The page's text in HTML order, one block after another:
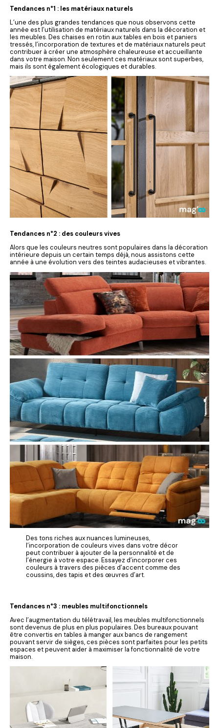
Tendances n°1 : les matériaux naturels
L’une des plus grandes tendances que nous observons cette
année est l’utilisation de matériaux naturels dans la décoration et
les meubles. Des chaises en rotin aux tables en bois et paniers
tressés, l’incorporation de textures et de matériaux naturels peut
contribuer à créer une atmosphère chaleureuse et accueillante
dans votre maison. Non seulement ces matériaux sont superbes,
mais ils sont également écologiques et durables.
Tendances n°2 : des couleurs vives
Alors que les couleurs neutres sont populaires dans la décoration
intérieure depuis un certain temps déjà, nous assistons cette
année à une évolution vers des teintes audacieuses et vibrantes.
Des tons riches aux nuances lumineuses,
l’incorporation de couleurs vives dans votre décor
peut contribuer à ajouter de la personnalité et de
l’énergie à votre espace. Essayez d’incorporer ces
couleurs à travers des pièces d’accent comme des
coussins, des tapis et des œuvres d’art.
Tendances n°3 : meubles multifonctionnels
Avec l’augmentation du télétravail, les meubles multifonctionnels
sont devenus de plus en plus populaires. Des bureaux pouvant
être convertis en tables à manger aux bancs de rangement
pouvant servir de sièges, ces pièces sont parfaites pour les petits
espaces et peuvent aider à maximiser la fonctionnalité de votre
maison.